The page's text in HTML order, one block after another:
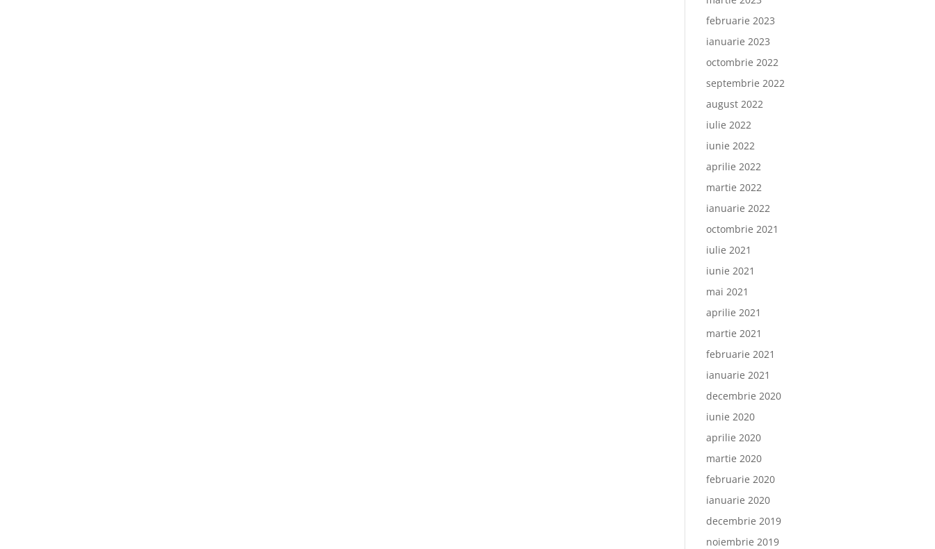
februarie 2023
ianuarie 2023
octombrie 2022
septembrie 2022
august 2022
iulie 2022
iunie 2022
aprilie 2022
martie 2022
ianuarie 2022
octombrie 2021
iulie 2021
iunie 2021
mai 2021
aprilie 2021
martie 2021
februarie 2021
ianuarie 2021
decembrie 2020
iunie 2020
aprilie 2020
martie 2020
februarie 2020
ianuarie 2020
decembrie 2019
noiembrie 2019